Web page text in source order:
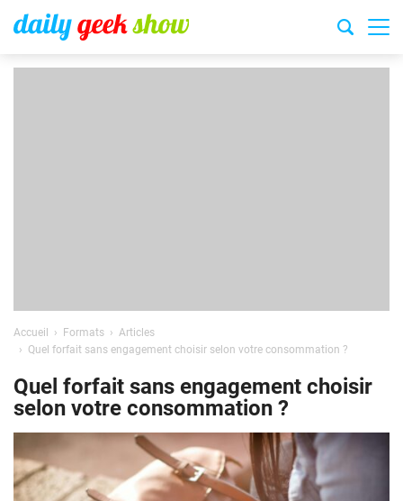
Accueil Formats
Articles
Quel forfait sans engagement choisir selon votre consommation ?
Quel forfait sans engagement choisir
selon votre consommation ?